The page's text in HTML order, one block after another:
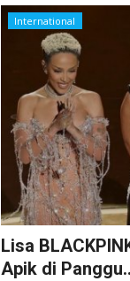
International
Lisa
Apik di